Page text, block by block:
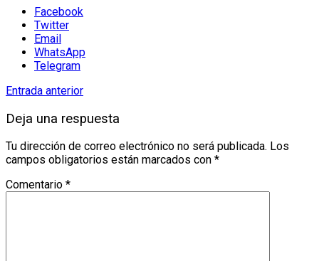
Facebook
Twitter
Email
WhatsApp
Telegram
Entrada anterior
Deja una respuesta
Tu dirección de correo electrónico no será publicada. Los
campos obligatorios están marcados con *
Comentario *